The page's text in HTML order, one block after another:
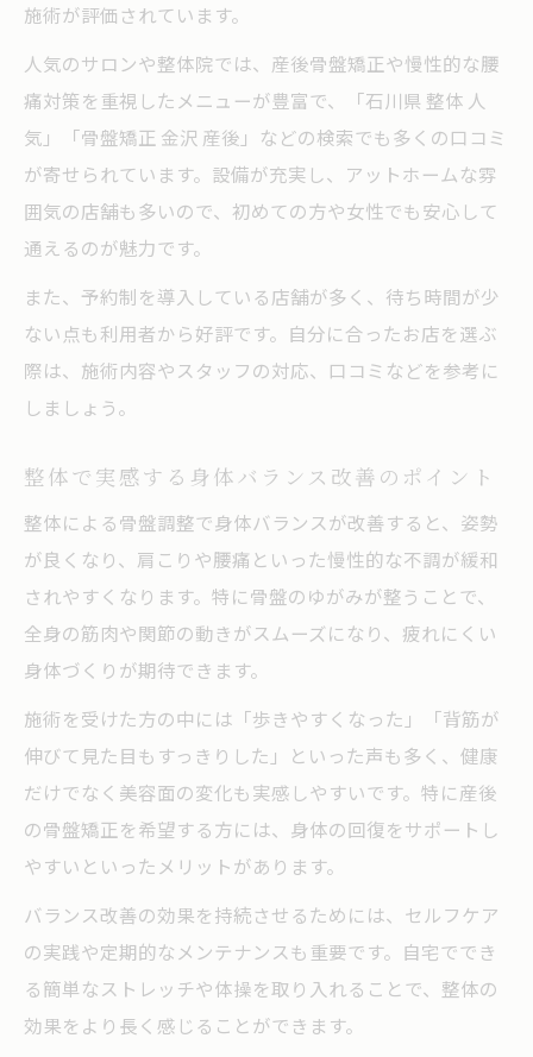
整体の骨盤調整で疲れにくい身体を作る秘
訣
根本改善を目指すカイロプラクティック体験談
整体とカイロプラクティック体験談が伝え
る効果
骨盤矯正に整体を選ぶ方のリアルな感想
整体施術で身体の悩みを根本改善できた理
石川県で人気の整体体験から学ぶ選び方
骨盤矯正整体で変わる美容と健康の実感
整体とセルフケアで理想の姿勢を実現する
整体で骨盤を整えセルフケア習慣を身につ
ける
理想の姿勢を整体と骨盤矯正で実現する秘
訣
整体施術後に効果を保つストレッチのポイ
ント
骨盤矯正とセルフケアが健康美を支える理
由
整体とセルフケアで歪みの再発を防ぐ方法
施術が評価されています。
人気のサロンや整体院では、産後骨盤矯正や慢性的な腰
痛対策を重視したメニューが豊富で、「石川県 整体 人
気」「骨盤矯正 金沢 産後」などの検索でも多くの口コミ
が寄せられています。設備が充実し、アットホームな雰
囲気の店舗も多いので、初めての方や女性でも安心して
通えるのが魅力です。
また、予約制を導入している店舗が多く、待ち時間が少
ない点も利用者から好評です。自分に合ったお店を選ぶ
際は、施術内容やスタッフの対応、口コミなどを参考に
しましょう。
整体で実感する身体バランス改善のポイント
整体による骨盤調整で身体バランスが改善すると、姿勢
が良くなり、肩こりや腰痛といった慢性的な不調が緩和
されやすくなります。特に骨盤のゆがみが整うことで、
全身の筋肉や関節の動きがスムーズになり、疲れにくい
身体づくりが期待できます。
施術を受けた方の中には「歩きやすくなった」「背筋が
伸びて見た目もすっきりした」といった声も多く、健康
だけでなく美容面の変化も実感しやすいです。特に産後
の骨盤矯正を希望する方には、身体の回復をサポートし
やすいといったメリットがあります。
バランス改善の効果を持続させるためには、セルフケア
の実践や定期的なメンテナンスも重要です。自宅ででき
る簡単なストレッチや体操を取り入れることで、整体の
効果をより長く感じることができます。